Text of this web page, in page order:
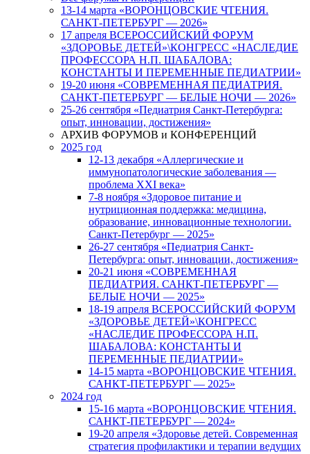
13-14 марта «ВОРОНЦОВСКИЕ ЧТЕНИЯ.
САНКТ-ПЕТЕРБУРГ — 2026»
17 апреля ВСЕРОССИЙСКИЙ ФОРУМ
«ЗДОРОВЬЕ ДЕТЕЙ»\КОНГРЕСС «НАСЛЕДИЕ
ПРОФЕССОРА Н.П. ШАБАЛОВА:
КОНСТАНТЫ И ПЕРЕМЕННЫЕ ПЕДИАТРИИ»
19-20 июня «СОВРЕМЕННАЯ ПЕДИАТРИЯ.
САНКТ-ПЕТЕРБУРГ — БЕЛЫЕ НОЧИ — 2026»
25-26 сентября «Педиатрия Санкт-Петербурга:
опыт, инновации, достижения»
АРХИВ ФОРУМОВ и КОНФЕРЕНЦИЙ
2025 год
12-13 декабря «Аллергические и
иммунопатологические заболевания —
проблема XXI века»
7-8 ноября «Здоровое питание и
нутриционная поддержка: медицина,
образование, инновационные технологии.
Санкт-Петербург — 2025»
26-27 сентября «Педиатрия Санкт-
Петербурга: опыт, инновации, достижения»
20-21 июня «СОВРЕМЕННАЯ
ПЕДИАТРИЯ. САНКТ-ПЕТЕРБУРГ —
БЕЛЫЕ НОЧИ — 2025»
18-19 апреля ВСЕРОССИЙСКИЙ ФОРУМ
«ЗДОРОВЬЕ ДЕТЕЙ»\КОНГРЕСС
«НАСЛЕДИЕ ПРОФЕССОРА Н.П.
ШАБАЛОВА: КОНСТАНТЫ И
ПЕРЕМЕННЫЕ ПЕДИАТРИИ»
14-15 марта «ВОРОНЦОВСКИЕ ЧТЕНИЯ.
САНКТ-ПЕТЕРБУРГ — 2025»
2024 год
15-16 марта «ВОРОНЦОВСКИЕ ЧТЕНИЯ.
САНКТ-ПЕТЕРБУРГ — 2024»
19-20 апреля «Здоровье детей. Современная
стратегия профилактики и терапии ведущих